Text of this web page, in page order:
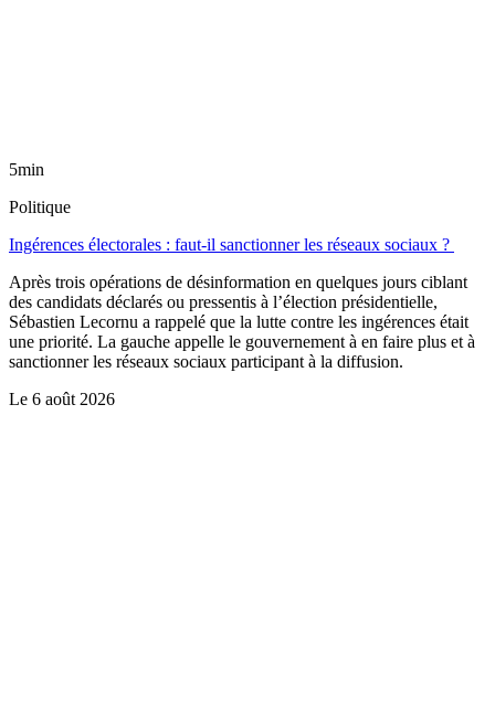
5min
Politique
Ingérences électorales : faut-il sanctionner les réseaux sociaux ?
Après trois opérations de désinformation en quelques jours ciblant
des candidats déclarés ou pressentis à l’élection présidentielle,
Sébastien Lecornu a rappelé que la lutte contre les ingérences était
une priorité. La gauche appelle le gouvernement à en faire plus et à
sanctionner les réseaux sociaux participant à la diffusion.
Le 6 août 2026